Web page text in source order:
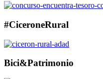
#CiceroneRural
Bici&Patrimonio